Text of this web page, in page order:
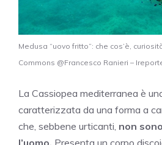
Medusa “uovo fritto”: che cos’è,
Commons @Francesco Ranieri –
La Cassiopea mediterranea è
caratterizzata da una forma a
che, sebbene urticanti, non
l’uomo. Presenta un corpo